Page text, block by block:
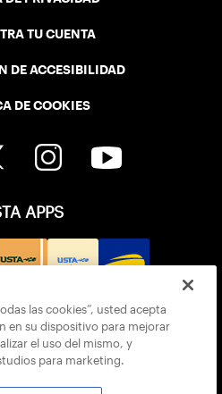
TU CUENTA
DE ACCESIBILIDAD
DE COOKIES
APPS
las cookies”, usted acepta
en su dispositivo para mejorar
el uso del mismo, y
para marketing.